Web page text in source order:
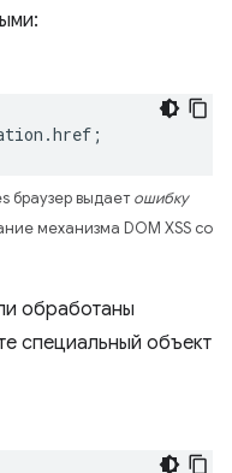
.href ;
браузер выдаетошибку
механизма DOM XSS со
обработаны
специальный объект